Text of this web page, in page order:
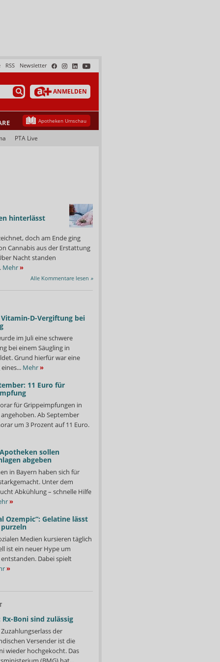
Newsletter
RSS
ANMELDEN
Apotheken Umschau
PTA Live
hinterlässt
doch am Ende ging
Cannabis aus der Erstattung
Nacht standen
Mehr»
Alle Kommentare lesen »
D-Vergiftung bei
im Juli eine schwere
bei einem Säugling in
Grund hierfür war eine
Mehr»
11 Euro für
für Grippeimpfungen in
Ab September
um 3 Prozent auf 11 Euro.
sollen
abgeben
in Bayern haben sich für
Unter dem
Abkühlung – schnelle Hilfe
»
Ozempic“: Gelatine lässt
Medien kursieren täglich
ist ein neuer Hype um
Dabei spielt
»
Rx-Boni sind zulässig
der
Versender ist die
wieder hochgekocht. Das